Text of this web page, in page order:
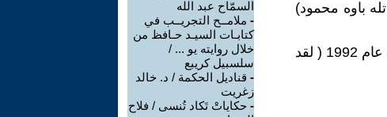
عند (سفح تله باوه محمود)
ان نتاجه الادبي الواقعي جعل احد النقاد الروس يقول عنه بعد رحيله عام 1992 ( لقد
السمّاح عبد الله
- ملامــح التجريــب في
كتابـات السيـد حـافظ من
خلال روايته يو ... /
سلسبيل كريبع
- قناديل الحكمة / د. خالد
زغريت
- حكاياتْ تَكاد تُنسى / فلاح